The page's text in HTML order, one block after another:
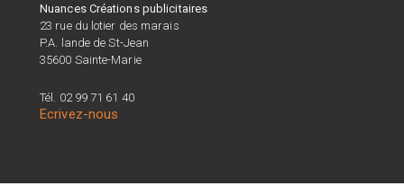
Nuances Créations publicitaires
23 rue du lotier des marais
P.A. lande de St-Jean
35600 Sainte-Marie
Tél. 02 99 71 61 40
Ecrivez-nous